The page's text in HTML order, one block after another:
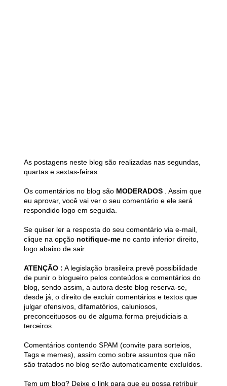
As postagens neste blog são realizadas nas segundas,
quartas e sextas-feiras.
Os comentários no blog são MODERADOS . Assim que
eu aprovar, você vai ver o seu comentário e ele será
respondido logo em seguida.
Se quiser ler a resposta do seu comentário via e-mail,
clique na opção notifique-me no canto inferior direito,
logo abaixo de sair.
ATENÇÃO : A legislação brasileira prevê possibilidade
de punir o blogueiro pelos conteúdos e comentários do
blog, sendo assim, a autora deste blog reserva-se,
desde já, o direito de excluir comentários e textos que
julgar ofensivos, difamatórios, caluniosos,
preconceituosos ou de alguma forma prejudiciais a
terceiros.
Comentários contendo SPAM (convite para sorteios,
Tags e memes), assim como sobre assuntos que não
são tratados no blog serão automaticamente excluídos.
Tem um blog? Deixe o link para que eu possa retribuir